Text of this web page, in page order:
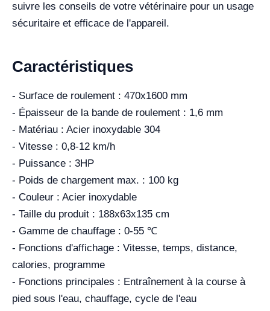
suivre les conseils de votre vétérinaire pour un usage
sécuritaire et efficace de l'appareil.
Caractéristiques
- Surface de roulement : 470x1600 mm
- Épaisseur de la bande de roulement : 1,6 mm
- Matériau : Acier inoxydable 304
- Vitesse : 0,8-12 km/h
- Puissance : 3HP
- Poids de chargement max. : 100 kg
- Couleur : Acier inoxydable
- Taille du produit : 188x63x135 cm
- Gamme de chauffage : 0-55 ℃
- Fonctions d'affichage : Vitesse, temps, distance,
calories, programme
- Fonctions principales : Entraînement à la course à
pied sous l'eau, chauffage, cycle de l'eau